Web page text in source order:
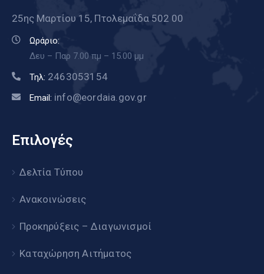
25ης Μαρτίου 15, Πτολεμαΐδα 502 00
Ωράριο:
Δευ – Παρ 7.00 πμ – 15.00 μμ
Τηλ: 2463053154
Email: info@eordaia.gov.gr
Επιλογές
Δελτία Τύπου
Ανακοινώσεις
Προκηρύξεις – Διαγωνισμοί
Καταχώρηση Αιτήματος